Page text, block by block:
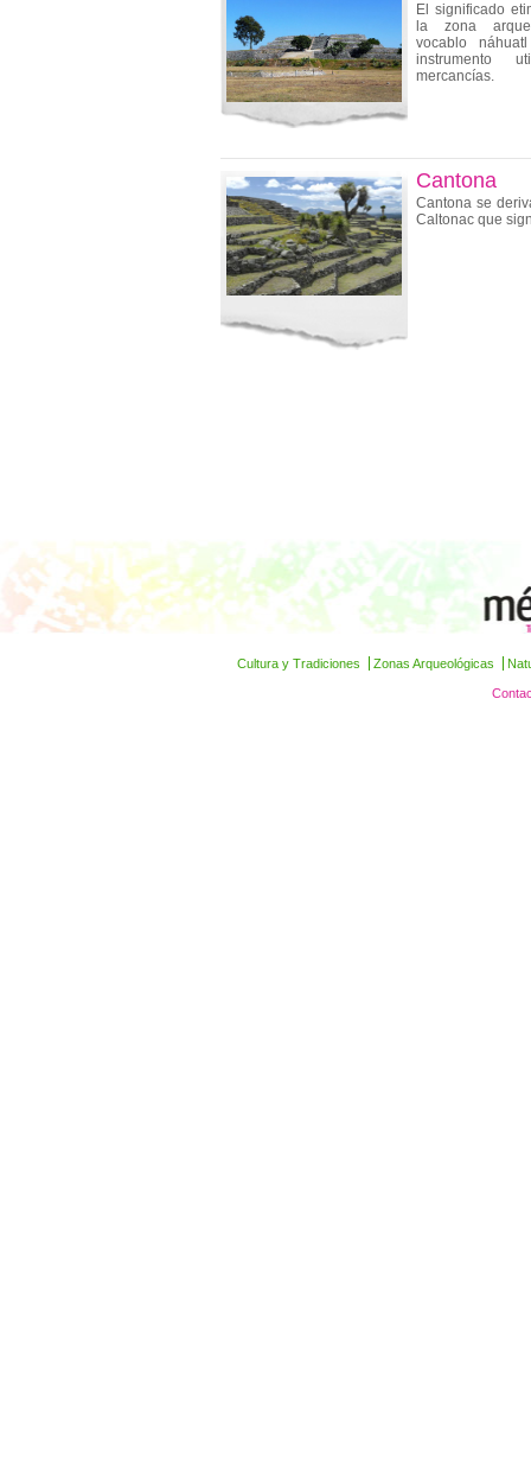
El significado
la zona
vocablo
instrumento
mercancías.
Cantona
Cantona se
Caltonac que
Cultura y Tradiciones Zonas Arqueológicas